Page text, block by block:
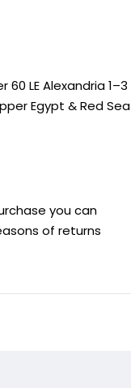
LE Alexandria 1–3
Egypt & Red Sea
you can
of returns